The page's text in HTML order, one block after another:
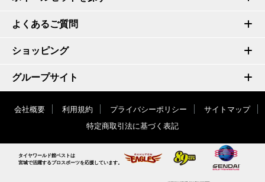
よくあるご質問
ショッピング
グループサイト
会社概要 利用規約 プライバシーポリシー
サイトマップ
特定商取引法に基づく表記
タイヤワールド館ベストは
宮城で活躍するプロスポーツを応援しています。